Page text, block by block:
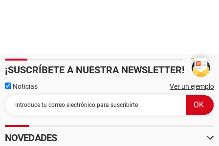
¡SUSCRÍBETE A NUESTRA NEWSLETTER!
Noticias Ver un ejemplo
NOVEDADES